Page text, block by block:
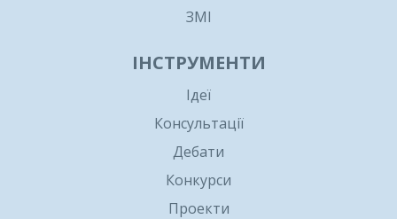
ЗМІ
ІНСТРУМЕНТИ
Ідеї
Консультації
Дебати
Конкурси
Проекти